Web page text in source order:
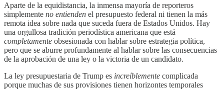
Aparte de la equidistancia, la inmensa mayoría de reporteros
simplemente no entienden el presupuesto federal ni tienen la más
remota idea sobre nada que suceda fuera de Estados Unidos. Hay
una orgullosa tradición periodística americana que está
completamente obsesionada con hablar sobre estrategia política,
pero que se aburre profundamente al hablar sobre las consecuencias
de la aprobación de una ley o la victoria de un candidato.
La ley presupuestaria de Trump es increíblemente complicada
porque muchas de sus provisiones tienen horizontes temporales